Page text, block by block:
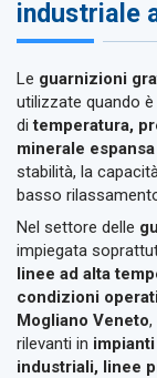
industriale
Le guarnizioni
utilizzate quando
ditemperatura,
minerale espansa
stabilità, la
basso
Nel settore delle
impiegata
linee ad alta
condizioni
Mogliano Veneto,
rilevanti in
industriali, linee